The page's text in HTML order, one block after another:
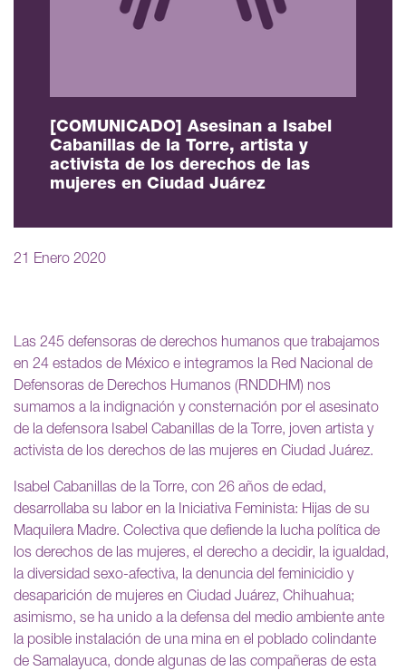
[COMUNICADO] Asesinan a Isabel
Cabanillas de la Torre, artista y
activista de los derechos de las
mujeres en Ciudad Juárez
21 Enero 2020
Las 245 defensoras de derechos humanos que trabajamos
en 24 estados de México e integramos la Red Nacional de
Defensoras de Derechos Humanos (RNDDHM) nos
sumamos a la indignación y consternación por el asesinato
de la defensora Isabel Cabanillas de la Torre, joven artista y
activista de los derechos de las mujeres en Ciudad Juárez.
Isabel Cabanillas de la Torre, con 26 años de edad,
desarrollaba su labor en la Iniciativa Feminista: Hijas de su
Maquilera Madre. Colectiva que defiende la lucha política de
los derechos de las mujeres, el derecho a decidir, la igualdad,
la diversidad sexo-afectiva, la denuncia del feminicidio y
desaparición de mujeres en Ciudad Juárez, Chihuahua;
asimismo, se ha unido a la defensa del medio ambiente ante
la posible instalación de una mina en el poblado colindante
de Samalayuca, donde algunas de las compañeras de esta